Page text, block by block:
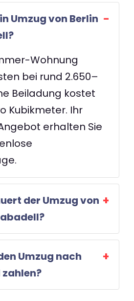
Umzug von Berlin
Wohnung
bei rund 2.650–
Beiladung kostet
Kubikmeter. Ihr
erhalten Sie
der Umzug von
Umzug nach